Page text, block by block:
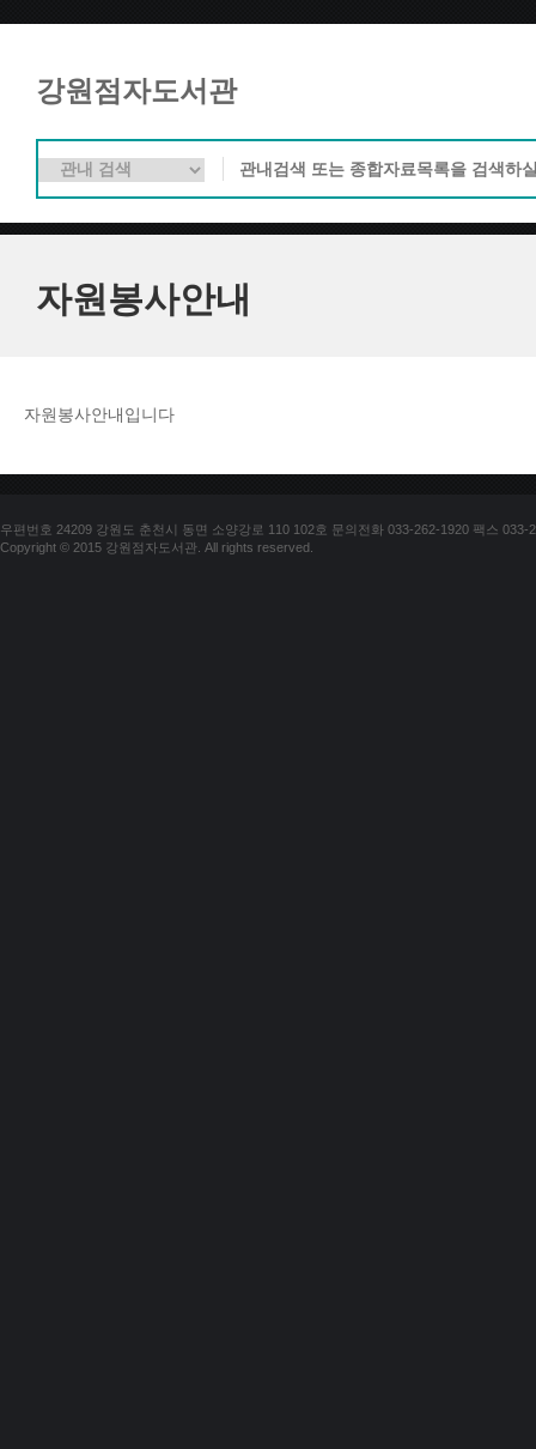
강원점자도서관
자원봉사안내
자원봉사안내입니다
우편번호 24209 강원도 춘천시 동면 소양강로 110 102호 문의전화 033-262-1920 팩스 033-
Copyright © 2015 강원점자도서관. All rights reserved.